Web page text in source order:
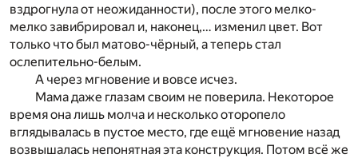
вздрогнула от неожиданности), после этого мелко-
мелко завибрировал и, наконец,… изменил цвет. Вот
только что был матово-чёрный, а теперь стал
ослепительно-белым.
А через мгновение и вовсе исчез.
Мама даже глазам своим не поверила. Некоторое
время она лишь молча и несколько оторопело
вглядывалась в пустое место, где ещё мгновение назад
возвышалась непонятная эта конструкция. Потом всё же